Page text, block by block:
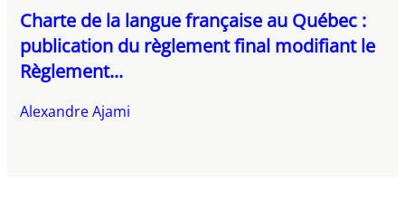
Charte de la langue française au Québec :
publication du règlement final modifiant le
Règlement...
Alexandre Ajami